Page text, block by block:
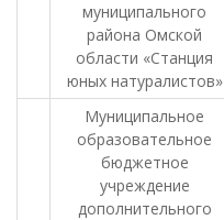
муниципального
района Омской
области «Станция
юных натуралистов»
Муниципальное
образовательное
бюджетное
учреждение
дополнительного